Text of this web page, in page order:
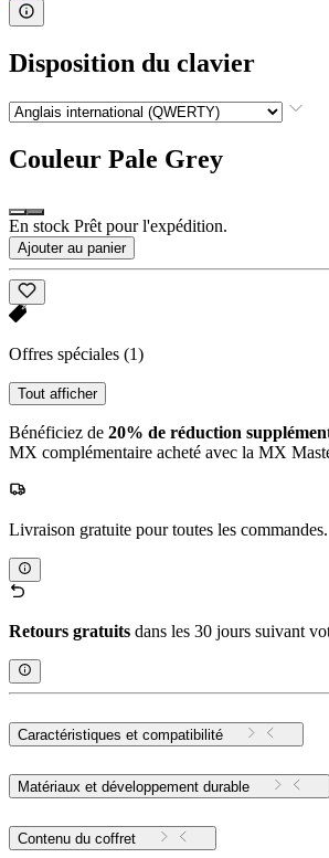
Disposition du clavier
Couleur Pale Grey
En stock Prêt pour l'expédition.
Ajouter au panier
Offres spéciales (1)
Tout afficher
Bénéficiez de 20% de réduction
MX complémentaire acheté avec la MX
Livraison gratuite pour toutes les commandes.
Retours gratuits dans les 30 jours suivant
Caractéristiques et compatibilité
Matériaux et développement durable
Contenu du coffret